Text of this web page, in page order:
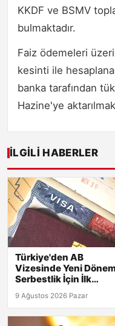
KKDF ve BSMV
bulmaktadır.
Faiz ödemeleri
kesinti ile
banka tarafından
Hazine'ye
İLGILI HABERLER
Türkiye'den AB
Vizesinde Yeni
Serbestlik İçin İlk
9 Ağustos 2026 Pazar